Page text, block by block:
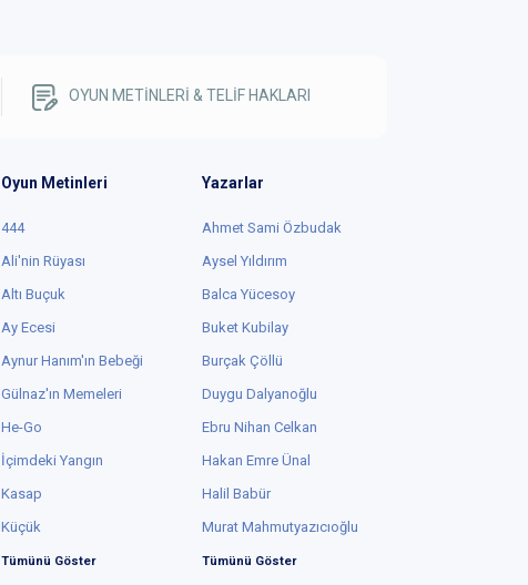
OYUN METİNLERİ & TELİF HAKLARI
Oyun Metinleri
444
Ali'nin Rüyası
Altı Buçuk
Ay Ecesi
Aynur Hanım'ın Bebeği
Gülnaz'ın Memeleri
He-Go
İçimdeki Yangın
Kasap
Küçük
Tümünü Göster
Yazarlar
Ahmet Sami Özbudak
Aysel Yıldırım
Balca Yücesoy
Buket Kubilay
Burçak Çöllü
Duygu Dalyanoğlu
Ebru Nihan Celkan
Hakan Emre Ünal
Halil Babür
Murat Mahmutyazıcıoğlu
Tümünü Göster